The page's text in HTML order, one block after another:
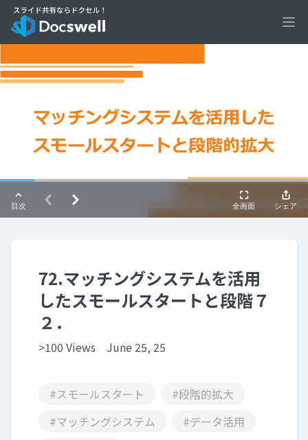
72.マッチングシステムを活用
したスモールスタートと段階７
２．
>100 Views June 25, 25
#スモールスタート
#段階的拡大
#マッチングシステム
#データ活用